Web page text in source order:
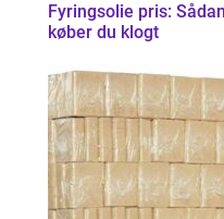
Fyringsolie pris: Sådan
køber du klogt